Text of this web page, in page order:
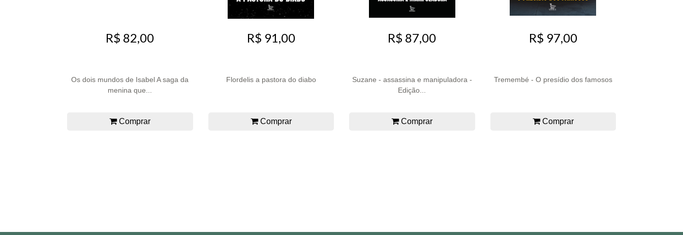
R$ 82,00
Os dois mundos de Isabel A saga da
menina que...
Comprar
R$ 91,00
Flordelis a pastora do diabo
Comprar
R$ 87,00
Suzane - assassina e manipuladora -
Edição...
Comprar
R$ 97,00
Tremembé - O presídio dos famosos
Comprar